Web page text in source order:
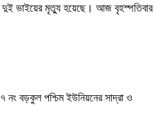
দুই ভাইয়ের মৃত্যু হয়েছে। আজ বৃহস্পতিবার
নং বড়কুল পশ্চিম ইউনিয়নের সাদ্রা ও